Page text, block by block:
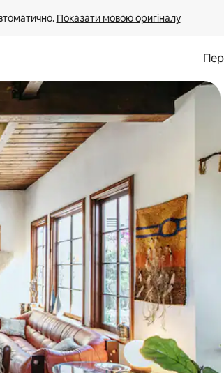
Показати мовою оригіналу
стрілками вгору та вниз або жести дотику та